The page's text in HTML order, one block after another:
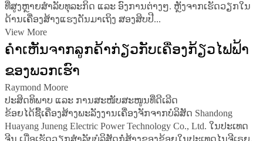
ທີ່ສູງຫຼາຍສຳລັບທຸລະກິດ ແລະ ອົງການຕ່າງໆ. ຫຼັງຈາກເຮັດວຽກໃນ
ດ້ານເຄື່ອງສ້າງແຮງດັນມາເຖິງ ສອງສິບປີ...
View More
ຄຳເຫັນຈາກລູກຄ້າກ່ຽວກັບເຄື່ອງກ້ຽວໄຟຟ້າ
ຂອງພວກເຮົາ
Raymond Moore
ປະສິດທິພາບ ແລະ ການສະໜັບສະໜູນທີ່ດີເລີດ
ຂ້ອຍໄດ້ຊື້ເຄື່ອງສ້າງພະລັງງານເຄື່ອງຈັກຈາກບໍລິສັດ Shandong
Huayang Juneng Electric Power Technology Co., Ltd. ໃນປະເທດ
ຈີນ ເມື່ອເຮັດວຽກສຳລັບບໍລິສັດກໍ່ສ້າງຂອງຂ້ອຍໃນປະເທດໄນຈີເຣຍ.